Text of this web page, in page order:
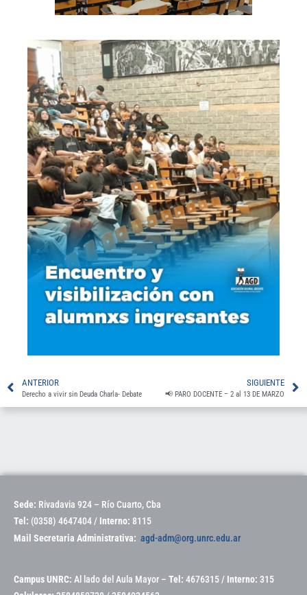
ANTERIOR
Derecho a vivir sin Deuda Charla- Debate
SIGUIENTE
📢 PARO DOCENTE – 2 al 13 DE MARZO
Sede: Rivadavia 924 – Río Cuarto, Cba
Tel: (0358) 4647404 / Interno: 8115
Mail Secretaria Administrativa: agd-adm@org.unrc.edu.ar
Campus UNRC: Al lado del Aula Mayor – Tel: 4676315 / Interno: 315